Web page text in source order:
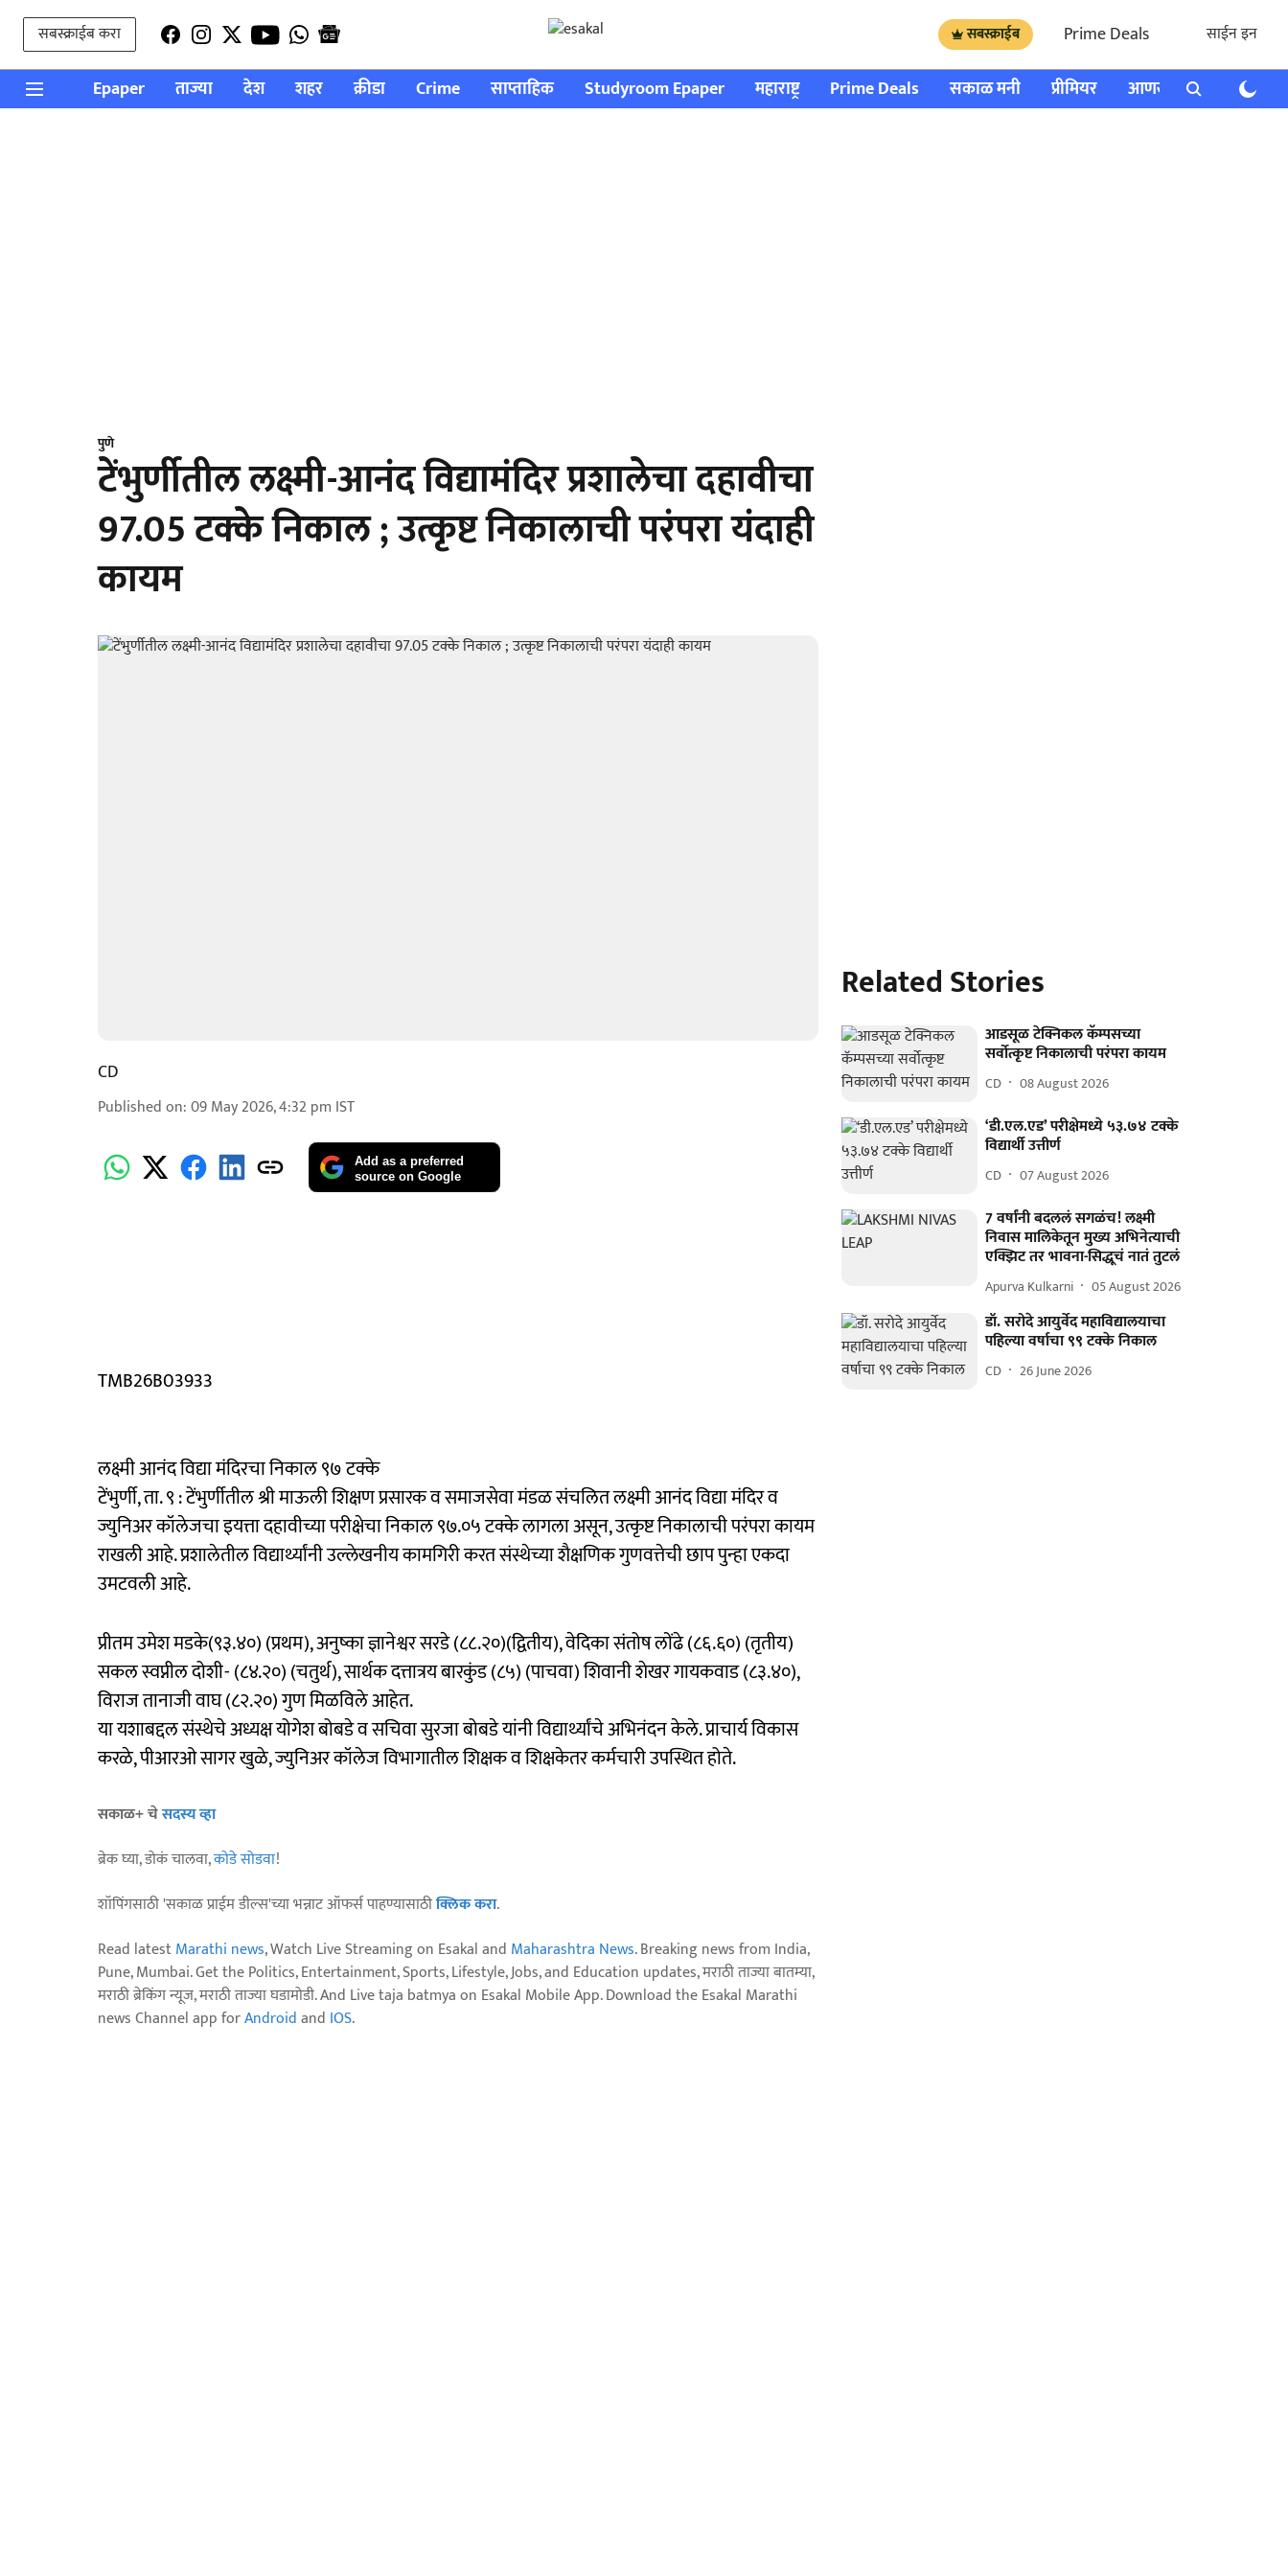
सबस्क्राईब करा सबस्क्राईब Prime Deals साईन इन
Epaper ताज्या देश शहर क्रीडा Crime साप्ताहिक Studyroom Epaper महाराष्ट्र Prime Deals सकाळ मनी प्रीमियर आणखी राशी भविष्य
पुणे
टेंभुर्णीतील लक्ष्मी-आनंद विद्यामंदिर प्रशालेचा दहावीचा
97.05 टक्के निकाल ; उत्कृष्ट निकालाची परंपरा यंदाही
कायम
CD
Published on:09 May 2026, 4:32 pm IST
Add as a preferred
source on Google
TMB26B03933
लक्ष्मी आनंद विद्या मंदिरचा निकाल ९७ टक्के
टेंभुर्णी, ता. ९ : टेंभुर्णीतील श्री माऊली शिक्षण प्रसारक व समाजसेवा मंडळ संचलित लक्ष्मी आनंद विद्या मंदिर व
ज्युनिअर कॉलेजचा इयत्ता दहावीच्या परीक्षेचा निकाल ९७.०५ टक्के लागला असून, उत्कृष्ट निकालाची परंपरा कायम
राखली आहे. प्रशालेतील विद्यार्थ्यांनी उल्लेखनीय कामगिरी करत संस्थेच्या शैक्षणिक गुणवत्तेची छाप पुन्हा एकदा
उमटवली आहे.
प्रीतम उमेश मडके(९३.४०) (प्रथम), अनुष्का ज्ञानेश्वर सरडे (८८.२०)(द्वितीय), वेदिका संतोष लोंढे (८६.६०) (तृतीय)
सकल स्वप्नील दोशी- (८४.२०) (चतुर्थ), सार्थक दत्तात्रय बारकुंड (८५) (पाचवा) शिवानी शेखर गायकवाड (८३.४०),
विराज तानाजी वाघ (८२.२०) गुण मिळविले आहेत.
या यशाबद्दल संस्थेचे अध्यक्ष योगेश बोबडे व सचिवा सुरजा बोबडे यांनी विद्यार्थ्यांचे अभिनंदन केले. प्राचार्य विकास
करळे, पीआरओ सागर खुळे, ज्युनिअर कॉलेज विभागातील शिक्षक व शिक्षकेतर कर्मचारी उपस्थित होते.
सकाळ+ चेसदस्य व्हा
ब्रेक घ्या, डोकं चालवा,कोडे सोडवा!
शॉपिंगसाठी 'सकाळ प्राईम डील्स'च्या भन्नाट ऑफर्स पाहण्यासाठीक्लिक करा.
Read latestMarathi news, Watch Live Streaming on Esakal and Maharashtra News. Breaking news from India,
Pune, Mumbai. Get the Politics, Entertainment, Sports, Lifestyle, Jobs, and Education updates, मराठी ताज्या बातम्या,
मराठी ब्रेकिंग न्यूज, मराठी ताज्या घडामोडी. And Live taja batmya on Esakal Mobile App. Download the Esakal Marathi
news Channel app forAndroidand IOS.
Related Stories
आडसूळ टेक्निकल कॅम्पसच्या
सर्वोत्कृष्ट निकालाची परंपरा कायम
CD 08 August 2026
‘डी.एल.एड’ परीक्षेमध्ये ५३.७४ टक्के
विद्यार्थी उत्तीर्ण
CD 07 August 2026
7 वर्षांनी बदललं सगळंच! लक्ष्मी
निवास मालिकेतून मुख्य अभिनेत्याची
एक्झिट तर भावना-सिद्धूचं नातं तुटलं
Apurva Kulkarni 05 August 2026
डॉ. सरोदे आयुर्वेद महाविद्यालयाचा
पहिल्या वर्षाचा ९९ टक्के निकाल
CD 26 June 2026